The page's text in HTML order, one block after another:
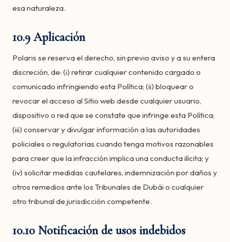
esa naturaleza.
10.9 Aplicación
Polaris se reserva el derecho, sin previo aviso y a su entera
discreción, de: (i) retirar cualquier contenido cargado o
comunicado infringiendo esta Política; (ii) bloquear o
revocar el acceso al Sitio web desde cualquier usuario,
dispositivo o red que se constate que infringe esta Política;
(iii) conservar y divulgar información a las autoridades
policiales o regulatorias cuando tenga motivos razonables
para creer que la infracción implica una conducta ilícita; y
(iv) solicitar medidas cautelares, indemnización por daños y
otros remedios ante los Tribunales de Dubái o cualquier
otro tribunal de jurisdicción competente.
10.10 Notificación de usos indebidos